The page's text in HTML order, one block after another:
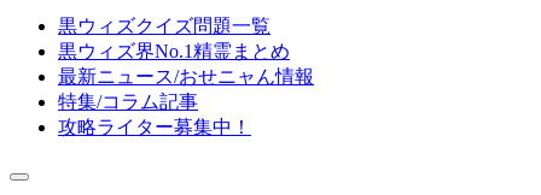
黒ウィズクイズ問題一覧
黒ウィズ界No.1精霊まとめ
最新ニュース/おせニャん情報
特集/コラム記事
攻略ライター募集中！